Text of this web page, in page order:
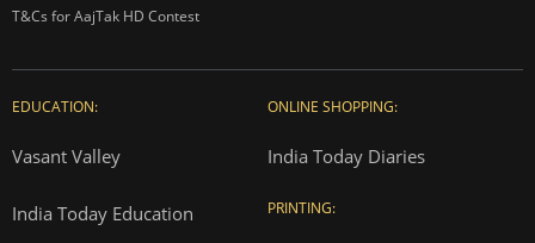
T&Cs for AajTak HD Contest
EDUCATION:
Vasant Valley
India Today Education
ONLINE SHOPPING:
India Today Diaries
PRINTING: